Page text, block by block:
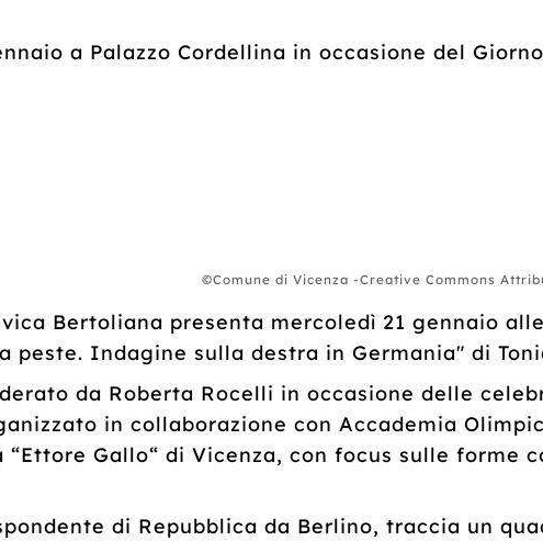
a Palazzo Cordellina in occasione del
©Comune di Vicenza -Creative Commons
Bertoliana presenta mercoledì 21 gennaio
peste. Indagine sulla destra in Germania" di
da Roberta Rocelli in occasione delle
in collaborazione con Accademia
“Ettore Gallo“ di Vicenza, con focus sulle forme
di Repubblica da Berlino, traccia un